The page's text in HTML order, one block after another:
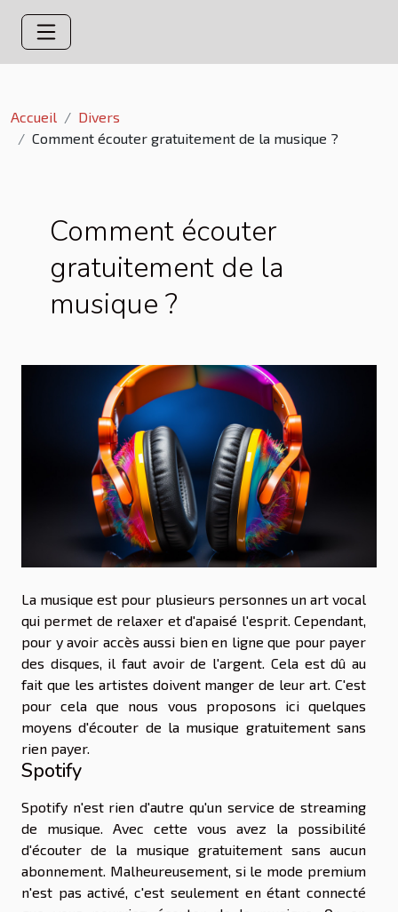
Accueil
Divers
Comment écouter gratuitement de la musique ?
Comment écouter
gratuitement de la
musique ?
La musique est pour plusieurs personnes un art vocal
qui permet de relaxer et d'apaisé l'esprit. Cependant,
pour y avoir accès aussi bien en ligne que pour payer
des disques, il faut avoir de l'argent. Cela est dû au
fait que les artistes doivent manger de leur art. C'est
pour cela que nous vous proposons ici quelques
moyens d'écouter de la musique gratuitement sans
rien payer.
Spotify
Spotify n'est rien d'autre qu'un service de streaming
de musique. Avec cette vous avez la possibilité
d'écouter de la musique gratuitement sans aucun
abonnement. Malheureusement, si le mode premium
n'est pas activé, c'est seulement en étant connecté